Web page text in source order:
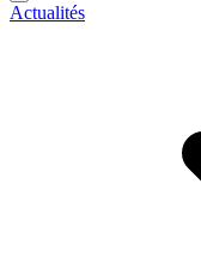
Actualités